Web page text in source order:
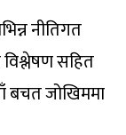
नीतिगत
सहित
बचत जोखिममा